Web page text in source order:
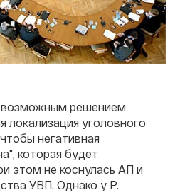
возможным решением
локализация уголовного
негативная
которая будет
этом не коснулась АП и
УВП. Однако у Р.